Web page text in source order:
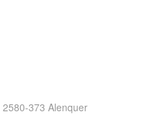
2580-373 Alenquer